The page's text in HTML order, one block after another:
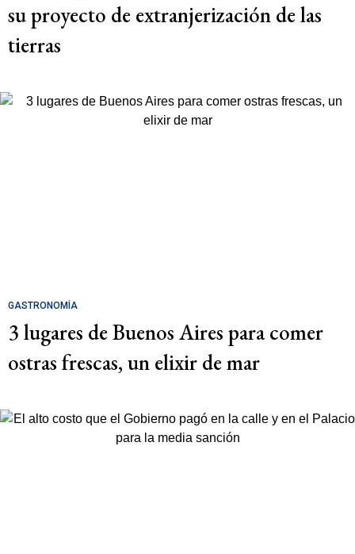
su proyecto de extranjerización de las
tierras
GASTRONOMÍA
3 lugares de Buenos Aires para comer
ostras frescas, un elixir de mar